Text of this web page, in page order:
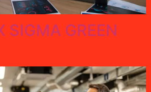
SIGMA GREEN